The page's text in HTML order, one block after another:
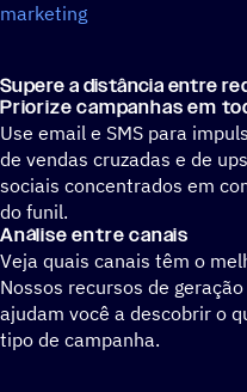
marketing
Supere a distância entre
Priorize campanhas em
Use email e SMS para
de vendas cruzadas e de
sociais concentrados em
do funil.
Análise entre canais
Veja quais canais têm o
Nossos recursos de
ajudam você a descobrir o
tipo de campanha.